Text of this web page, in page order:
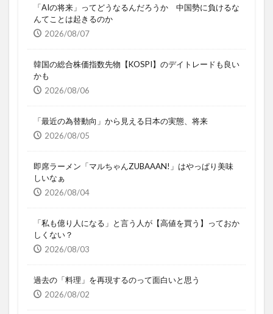
「AIの将来」ってどうなるんだろうか 中国勢に負けるな
んてことは起きるのか
2026/08/07
韓国の総合株価指数先物【KOSPI】のデイトレードも良い
かも
2026/08/06
「最近の為替動向」から見える日本の実態、将来
2026/08/05
即席ラーメン「マルちゃんZUBAAAN!」はやっぱり美味
しいなぁ
2026/08/04
「私も億り人になる」と言う人が【高値を買う】っておか
しくない？
2026/08/03
過去の「料理」を再現するのって面白いと思う
2026/08/02